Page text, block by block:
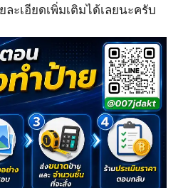
t
ละเอียดเพิ่มเติมได้เลยนะครับ